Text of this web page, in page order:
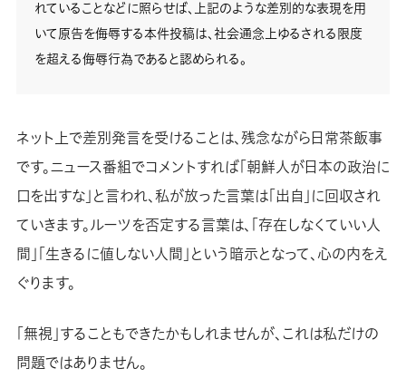
れていることなどに照らせば、上記のような差別的な表現を用
いて原告を侮辱する本件投稿は、社会通念上ゆるされる限度
を超える侮辱行為であると認められる。
ネット上で差別発言を受けることは、残念ながら日常茶飯事
です。ニュース番組でコメントすれば「朝鮮人が日本の政治に
口を出すな」と言われ、私が放った言葉は「出自」に回収され
ていきます。ルーツを否定する言葉は、「存在しなくていい人
間」「生きるに値しない人間」という暗示となって、心の内をえ
ぐります。
「無視」することもできたかもしれませんが、これは私だけの
問題ではありません。